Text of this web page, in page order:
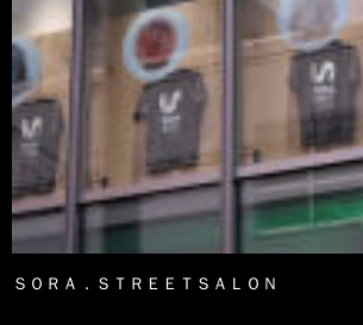
ＳＯＲＡ．ＳＴＲＥＥＴＳＡＬＯＮ